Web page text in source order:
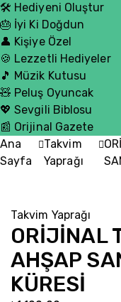
🛠️ Hediyeni Oluştur
🎂 İyi Ki Doğdun
👤 Kişiye Özel
🍪 Lezzetli Hediyeler
🎵 Müzik Kutusu
🧸 Peluş Oyuncak
💖 Sevgili Biblosu
📰 Orijinal Gazete
Ana
Sayfa
Takvim
Yaprağı
Takvim Yaprağı
ORİJİNAL
AHŞAP
KÜRESİ